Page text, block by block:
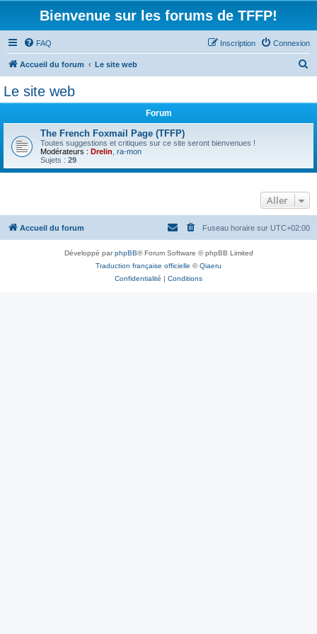
Bienvenue sur les forums de TFFP!
FAQ Connexion
Inscription
Accueil du forum Le site web
r
Le site web
Forum
The French Foxmail Page (TFFP)
Toutes suggestions et critiques sur ce site seront bienvenues !
Modérateurs : Drelin ra-mon
Sujets : 29
Aller
Accueil du forum Fuseau horaire sur UTC+02:00
Développé parphpBB® Forum Software © phpBB Limited
Traduction française officielle ©Qiaeru
Confidentialité | Conditions